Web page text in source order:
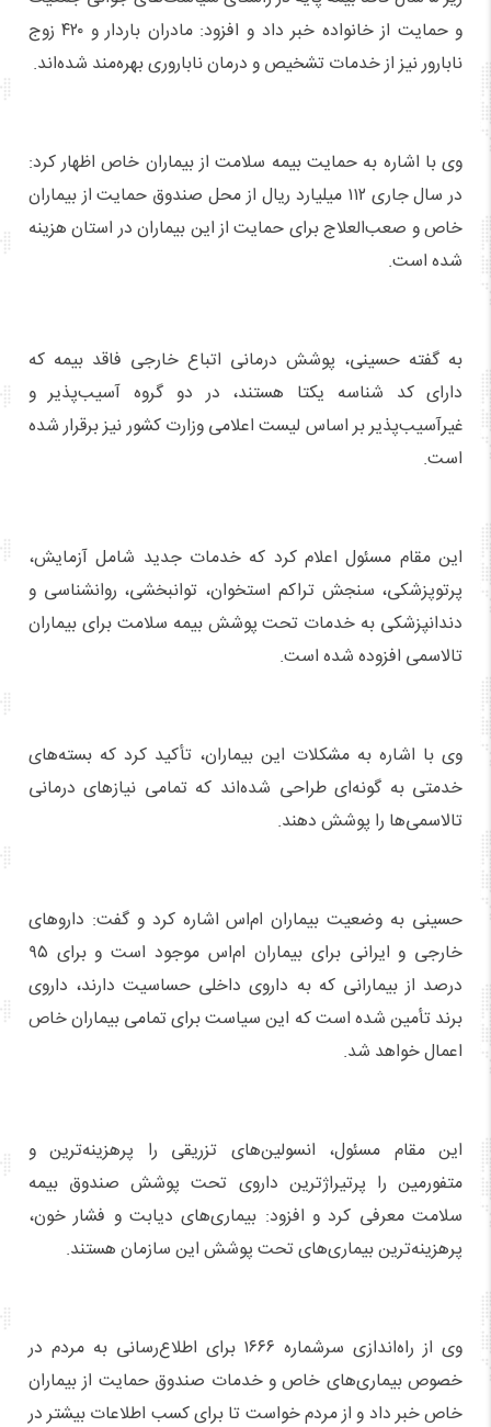
و حمایت از خانواده خبر داد و افزود: مادران باردار و ۴۲۰ زوج
نابارور نیز از خدمات تشخیص و درمان ناباروری بهره‌مند شده‌اند.
وی با اشاره به حمایت بیمه سلامت از بیماران خاص اظهار کرد:
در سال جاری ۱۱۲ میلیارد ریال از محل صندوق حمایت از بیماران
خاص و صعب‌العلاج برای حمایت از این بیماران در استان هزینه
شده است.
به گفته حسینی، پوشش درمانی اتباع خارجی فاقد بیمه که
دارای کد شناسه یکتا هستند، در دو گروه آسیب‌پذیر و
غیرآسیب‌پذیر بر اساس لیست اعلامی وزارت کشور نیز برقرار شده
است.
این مقام مسئول اعلام کرد که خدمات جدید شامل آزمایش،
پرتوپزشکی، سنجش تراکم استخوان، توانبخشی، روانشناسی و
دندانپزشکی به خدمات تحت پوشش بیمه سلامت برای بیماران
تالاسمی افزوده شده است.
وی با اشاره به مشکلات این بیماران، تأکید کرد که بسته‌های
خدمتی به گونه‌ای طراحی شده‌اند که تمامی نیازهای درمانی
تالاسمی‌ها را پوشش دهند.
حسینی به وضعیت بیماران ام‌اس اشاره کرد و گفت: داروهای
خارجی و ایرانی برای بیماران ام‌اس موجود است و برای ۹۵
درصد از بیمارانی که به داروی داخلی حساسیت دارند، داروی
برند تأمین شده است که این سیاست برای تمامی بیماران خاص
اعمال خواهد شد.
این مقام مسئول، انسولین‌های تزریقی را پرهزینه‌ترین و
متفورمین را پرتیراژترین داروی تحت پوشش صندوق بیمه
سلامت معرفی کرد و افزود: بیماری‌های دیابت و فشار خون،
پرهزینه‌ترین بیماری‌های تحت پوشش این سازمان هستند.
وی از راه‌اندازی سرشماره ۱۶۶۶ برای اطلاع‌رسانی به مردم در
خصوص بیماری‌های خاص و خدمات صندوق حمایت از بیماران
خاص خبر داد و از مردم خواست تا برای کسب اطلاعات بیشتر در